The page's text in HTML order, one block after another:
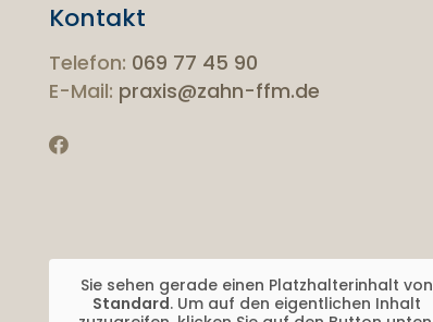
Kontakt
Telefon: 069 77 45 90
E-Mail: praxis@zahn-ffm.de
Sie sehen gerade einen Platzhalterinhalt von
Standard. Um auf den eigentlichen Inhalt